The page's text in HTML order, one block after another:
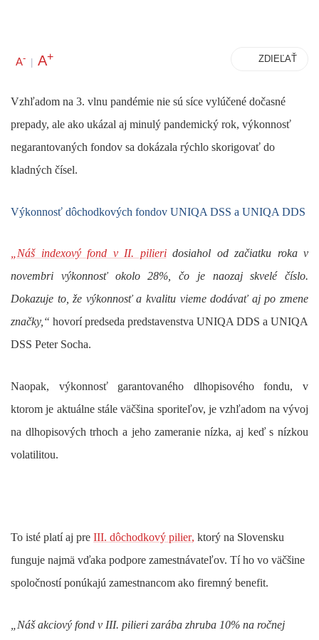
A- | A+ ZDIEĽAŤ
Vzhľadom na 3. vlnu pandémie nie sú síce vylúčené dočasné
prepady, ale ako ukázal aj minulý pandemický rok, výkonnosť
negarantovaných fondov sa dokázala rýchlo skorigovať do
kladných čísel.
Výkonnosť dôchodkových fondov UNIQA DSS a UNIQA DDS
„Náš indexový fond v II. pilieridosiahol od začiatku roka v
novembri výkonnosť okolo 28%, čo je naozaj skvelé číslo.
Dokazuje to, že výkonnosť a kvalitu vieme dodávať aj po zmene
značky,“ hovorí predseda predstavenstva UNIQA DDS a UNIQA
DSS Peter Socha.
Naopak, výkonnosť garantovaného dlhopisového fondu, v
ktorom je aktuálne stále väčšina sporiteľov, je vzhľadom na vývoj
na dlhopisových trhoch a jeho zameranie nízka, aj keď s nízkou
volatilitou.
To isté platí aj pre III. dôchodkový pilier, ktorý na Slovensku
funguje najmä vďaka podpore zamestnávateľov. Tí ho vo väčšine
spoločností ponúkajú zamestnancom ako firemný benefit.
„Náš akciový fond v III. pilieri zarába zhruba 10% na ročnej